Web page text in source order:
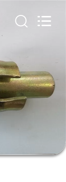
محصولات
دربارهی
تور
Formwork
System